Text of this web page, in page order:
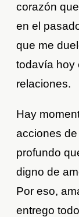
corazón
en el
que me
todavía hoy
relaciones.
Hay
acciones
profundo
digno de
Por eso,
entrego